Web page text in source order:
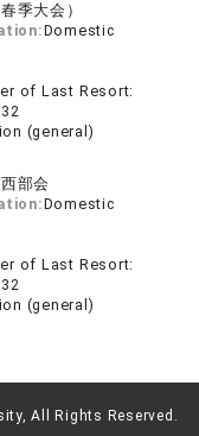
季大会）
Domestic
of Last Resort:
(general)
部会
Domestic
of Last Resort:
(general)
All Rights Reserved.